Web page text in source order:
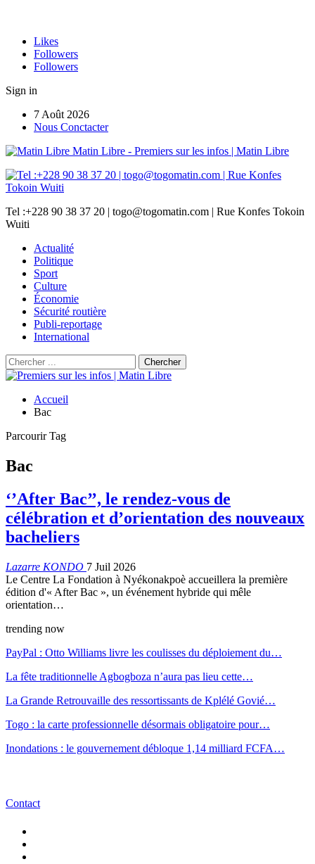
Likes
Followers
Followers
Sign in
7 Août 2026
Nous Conctacter
Matin Libre - Premiers sur les infos | Matin Libre
Tel :+228 90 38 37 20 | togo@togomatin.com | Rue Konfes Tokoin
Wuiti
Actualité
Politique
Sport
Culture
Économie
Sécurité routière
Publi-reportage
International
Accueil
Bac
Parcourir Tag
Bac
‘’After Bac’’, le rendez-vous de
célébration et d’orientation des nouveaux
bacheliers
Lazarre KONDO 7 Juil 2026
Le Centre La Fondation à Nyékonakpoè accueillera la première
édition d'« After Bac », un événement hybride qui mêle
orientation…
trending now
PayPal : Otto Williams livre les coulisses du déploiement du…
La fête traditionnelle Agbogboza n’aura pas lieu cette…
La Grande Retrouvaille des ressortissants de Kplélé Govié…
Togo : la carte professionnelle désormais obligatoire pour…
Inondations : le gouvernement débloque 1,14 milliard FCFA…
Contact